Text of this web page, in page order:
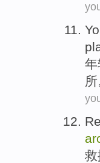
年
所
救